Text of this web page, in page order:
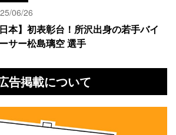
06/26
日本】初表彰台！所沢出身の若手バイ
サー松島璃空 選手
告掲載について